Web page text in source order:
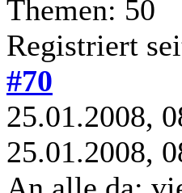
Themen: 50
Registriert
#70
25.01.2008,
25.01.2008,